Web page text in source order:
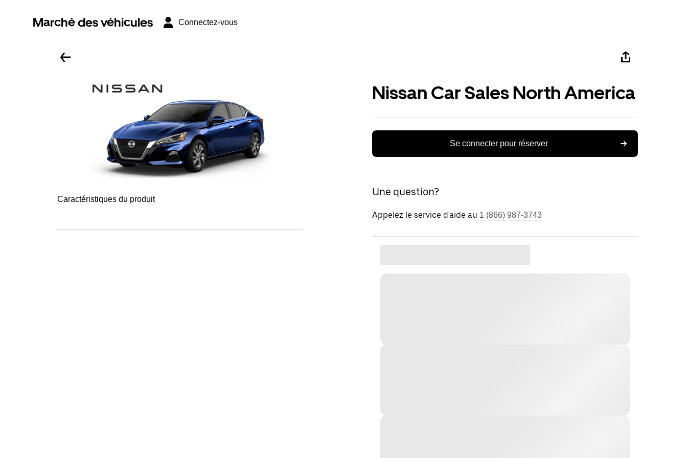
Marché des véhicules Connectez-vous
Caractéristiques du produit
Nissan Car Sales North America
Se connecter pour réserver
Une question?
Appelez le service d'aide au 1 (866) 987-3743